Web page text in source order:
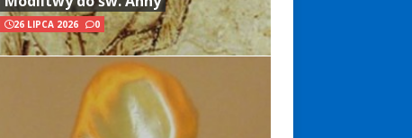
26 LIPCA 2026 0